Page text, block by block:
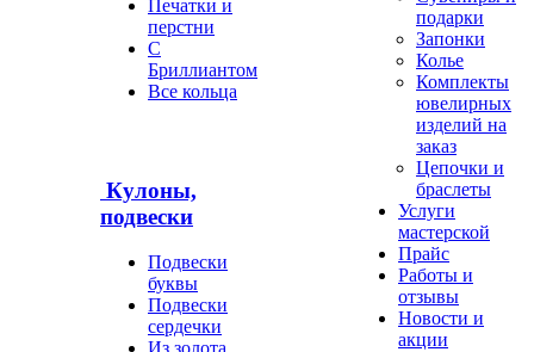
Печатки и
перстни
С
Бриллиантом
Все кольца
Кулоны,
подвески
Подвески
буквы
Подвески
сердечки
подарки
Запонки
Колье
Комплекты
ювелирных
изделий на
заказ
Цепочки и
браслеты
Услуги
мастерской
Прайс
Работы и
отзывы
Новости и
акции